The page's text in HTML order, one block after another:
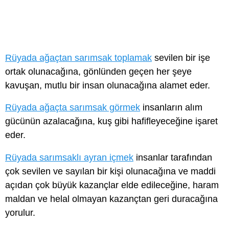
Rüyada ağaçtan sarımsak toplamak sevilen bir işe
ortak olunacağına, gönlünden geçen her şeye
kavuşan, mutlu bir insan olunacağına alamet eder.
Rüyada ağaçta sarımsak görmek insanların alım
gücünün azalacağına, kuş gibi hafifleyeceğine işaret
eder.
Rüyada sarımsaklı ayran içmek insanlar tarafından
çok sevilen ve sayılan bir kişi olunacağına ve maddi
açıdan çok büyük kazançlar elde edileceğine, haram
maldan ve helal olmayan kazançtan geri duracağına
yorulur.